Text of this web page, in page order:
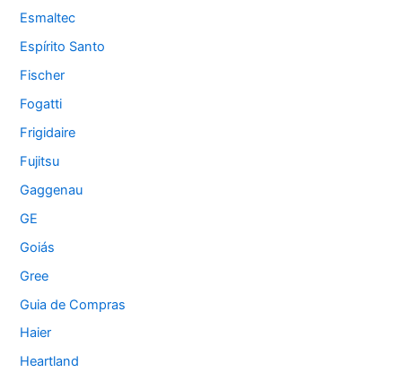
Esmaltec
Espírito Santo
Fischer
Fogatti
Frigidaire
Fujitsu
Gaggenau
GE
Goiás
Gree
Guia de Compras
Haier
Heartland